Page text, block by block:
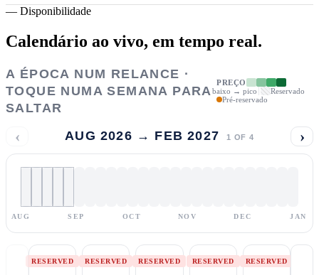
— Disponibilidade
Calendário ao vivo, em tempo real.
A ÉPOCA NUM RELANCE ·
TOQUE NUMA SEMANA PARA
SALTAR
PREÇO
baixo → pico
Reservado
Pré-reservado
‹ AUG 2026 → FEB 2027 1 OF 4 ›
AUG SEP OCT NOV DEC JAN
RESERVED RESERVED RESERVED RESERVED RESERVED